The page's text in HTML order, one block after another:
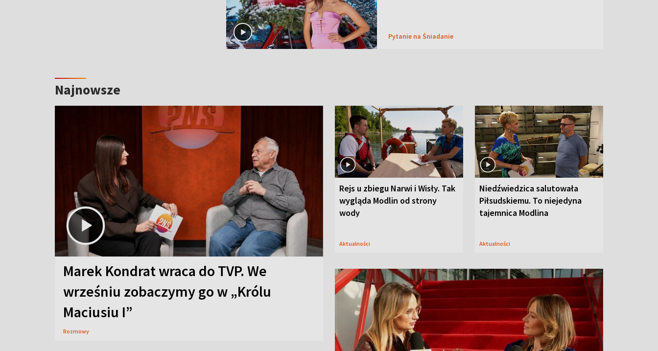
Pytanie na Śniadanie
Najnowsze
Marek Kondrat wraca do TVP. We
wrześniu zobaczymy go w „Królu
Maciusiu I”
Rozmowy
Rejs u zbiegu Narwi i Wisły. Tak
wygląda Modlin od strony
wody
Aktualności
Niedźwiedzica salutowała
Piłsudskiemu. To niejedyna
tajemnica Modlina
Aktualności